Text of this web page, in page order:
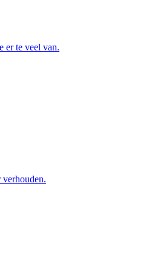
er te veel van.